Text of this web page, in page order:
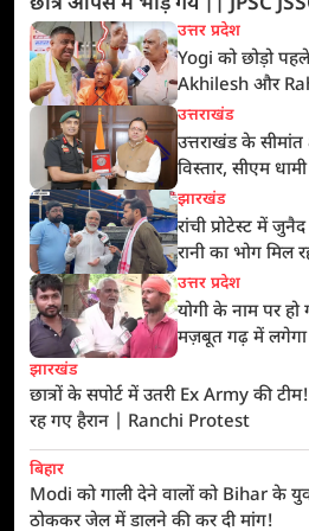
उत्तर प्रदेश
Yogi को छोड़ो
Akhilesh और
Election 2027
उत्तराखंड
उत्तराखंड के सीमांत
विस्तार, सीएम
झारखंड
रांची प्रोटेस्ट में
रानी का भोग मिल
NMF News
उत्तर प्रदेश
योगी के नाम पर
मज़बूत गढ़ में
झारखंड
छात्रों के सपोर्ट में उतरी Ex Army की
रह गए हैरान | Ranchi Protest
बिहार
Modi को गाली देने वालों को Bihar के
ठोककर जेल में डालने की कर दी मांग!